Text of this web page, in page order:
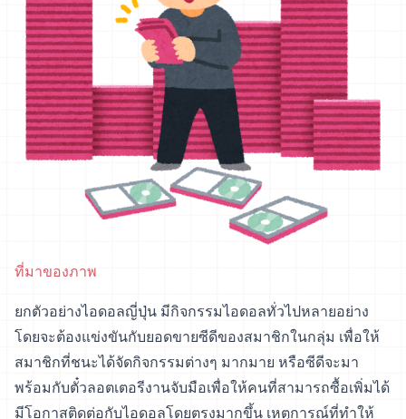
ที่มาของภาพ
ยกตัวอย่างไอดอลญี่ปุ่น มีกิจกรรมไอดอลทั่วไปหลายอย่าง
โดยจะต้องแข่งขันกับยอดขายซีดีของสมาชิกในกลุ่ม เพื่อให้
สมาชิกที่ชนะได้จัดกิจกรรมต่างๆ มากมาย หรือซีดีจะมา
พร้อมกับตั๋วลอตเตอรีงานจับมือเพื่อให้คนที่สามารถซื้อเพิ่มได้
มีโอกาสติดต่อกับไอดอลโดยตรงมากขึ้น เหตุการณ์ที่ทำให้